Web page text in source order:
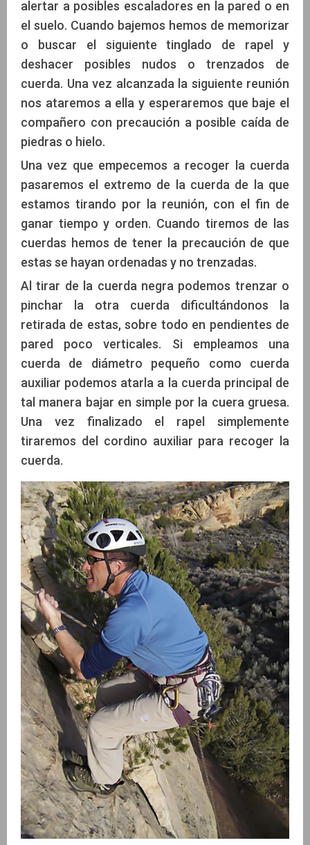
alertar a posibles escaladores en la pared o en
el suelo. Cuando bajemos hemos de memorizar
o buscar el siguiente tinglado de rapel y
deshacer posibles nudos o trenzados de
cuerda. Una vez alcanzada la siguiente reunión
nos ataremos a ella y esperaremos que baje el
compañero con precaución a posible caída de
piedras o hielo.
Una vez que empecemos a recoger la cuerda
pasaremos el extremo de la cuerda de la que
estamos tirando por la reunión, con el fin de
ganar tiempo y orden. Cuando tiremos de las
cuerdas hemos de tener la precaución de que
estas se hayan ordenadas y no trenzadas.
Al tirar de la cuerda negra podemos trenzar o
pinchar la otra cuerda dificultándonos la
retirada de estas, sobre todo en pendientes de
pared poco verticales. Si empleamos una
cuerda de diámetro pequeño como cuerda
auxiliar podemos atarla a la cuerda principal de
tal manera bajar en simple por la cuera gruesa.
Una vez finalizado el rapel simplemente
tiraremos del cordino auxiliar para recoger la
cuerda.